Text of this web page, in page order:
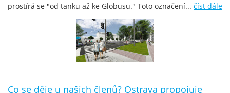
prostírá se "od tanku až ke Globusu." Toto označení... číst dále
Co se děje u našich členů? Ostrava propojuje